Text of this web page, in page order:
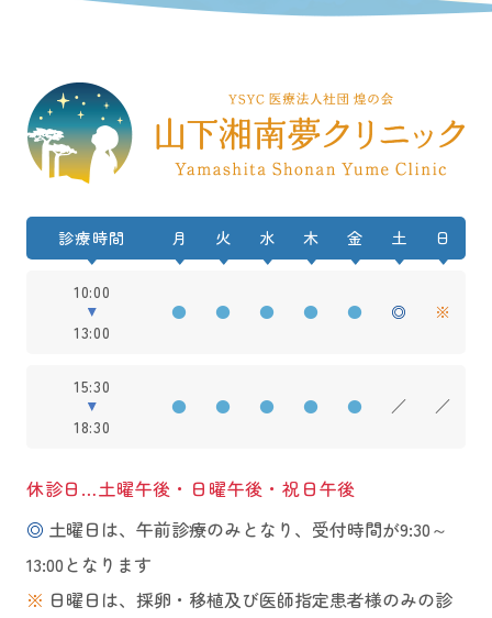
診療時間 月 火 水 木 金 土 日
10:00
13:00
● ● ● ● ● ◎ ※
15:30
18:30
● ● ● ● ● ／ ／
休診日…土曜午後・日曜午後・祝日午後
◎ 土曜日は、午前診療のみとなり、受付時間が9:30～
13:00となります
※ 日曜日は、採卵・移植及び医師指定患者様のみの診